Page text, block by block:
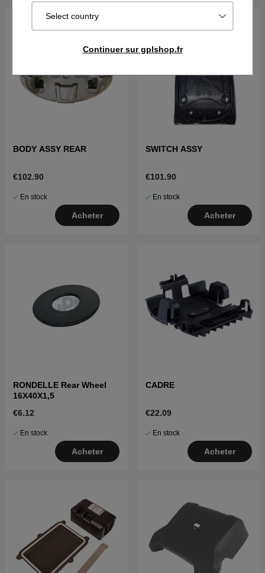
Select country
Continuer sur gplshop.fr
BODY ASSY REAR
€102.90
En stock
Acheter
SWITCH ASSY
€101.90
En stock
Acheter
RONDELLE Rear Wheel
16X40X1,5
€6.12
En stock
Acheter
CADRE
€22.09
En stock
Acheter